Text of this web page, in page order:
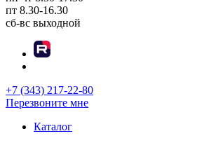
пт 8.30-16.30
сб-вс выходной
+7 (343) 217-22-80
Перезвоните мне
Каталог